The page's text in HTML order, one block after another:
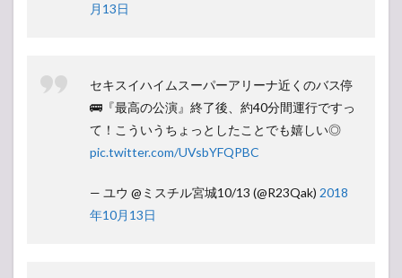
月13日
セキスイハイムスーパーアリーナ近くのバス停
🚌『最高の公演』終了後、約40分間運行ですっ
て！こういうちょっとしたことでも嬉しい◎
pic.twitter.com/UVsbYFQPBC
— ユウ @ミスチル宮城10/13 (@R23Qak) 2018
年10月13日